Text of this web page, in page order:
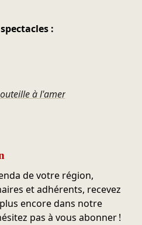
:
à l'amer
de votre région,
et adhérents, recevez
encore dans notre
pas à vous abonner !